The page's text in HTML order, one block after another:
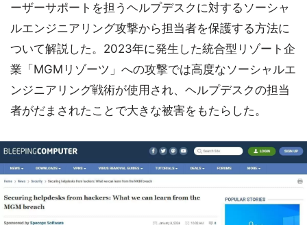
ーザーサポートを担うヘルプデスクに対するソーシャ
ルエンジニアリング攻撃から担当者を保護する方法に
ついて解説した。2023年に発生した統合型リゾート企
業「MGMリゾーツ」への攻撃では高度なソーシャルエ
ンジニアリング戦術が使用され、ヘルプデスクの担当
者がだまされたことで大きな被害をもたらした。